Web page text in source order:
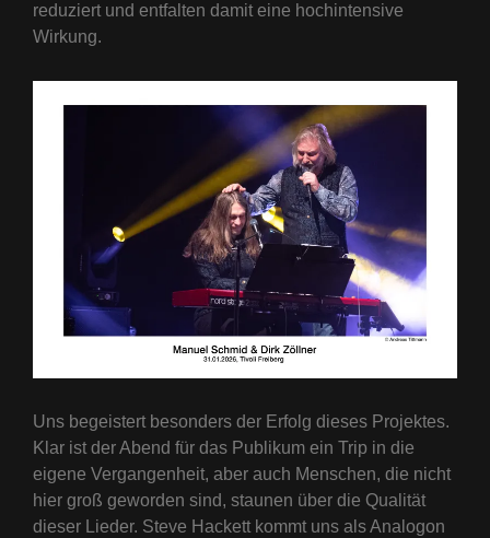
reduziert und entfalten damit eine hochintensive
Wirkung.
Uns begeistert besonders der Erfolg dieses Projektes.
Klar ist der Abend für das Publikum ein Trip in die
eigene Vergangenheit, aber auch Menschen, die nicht
hier groß geworden sind, staunen über die Qualität
dieser Lieder. Steve Hackett kommt uns als Analogon